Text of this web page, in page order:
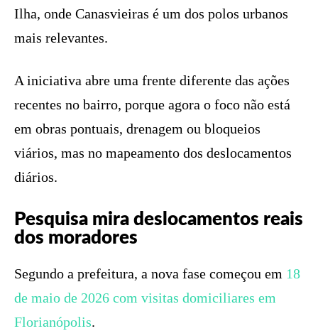
Ilha, onde Canasvieiras é um dos polos urbanos
mais relevantes.
A iniciativa abre uma frente diferente das ações
recentes no bairro, porque agora o foco não está
em obras pontuais, drenagem ou bloqueios
viários, mas no mapeamento dos deslocamentos
diários.
Pesquisa mira deslocamentos reais
dos moradores
Segundo a prefeitura, a nova fase começou em 18
de maio de 2026 com visitas domiciliares em
Florianópolis.